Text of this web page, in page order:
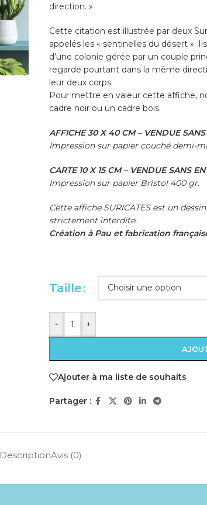
direction. »
Cette citation est illustrée par deux
appelés les « sentinelles du désert ».
d’une colonie gérée par un couple
regarde pourtant dans la même
leur deux corps.
Pour mettre en valeur cette affiche,
cadre noir ou un cadre bois.
AFFICHE 30 X 40 CM – VENDUE
Impression sur papier couché demi-
CARTE 10 X 15 CM – VENDUE SANS
Impression sur papier Bristol 400 gr.
Cette affiche SURICATES est un
strictement interdite.
Création à Pau et fabrication
Taille
- +
Ajouter à ma liste de souhaits
Partager :
DescriptionAvis (0)